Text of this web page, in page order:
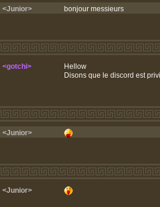
<Junior>
bonjour messieurs
<gotchi>
Hellow
Disons que le discord est
<Junior>
<Junior>